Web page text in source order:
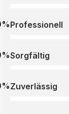
Professionell
Sorgfältig
Zuverlässig